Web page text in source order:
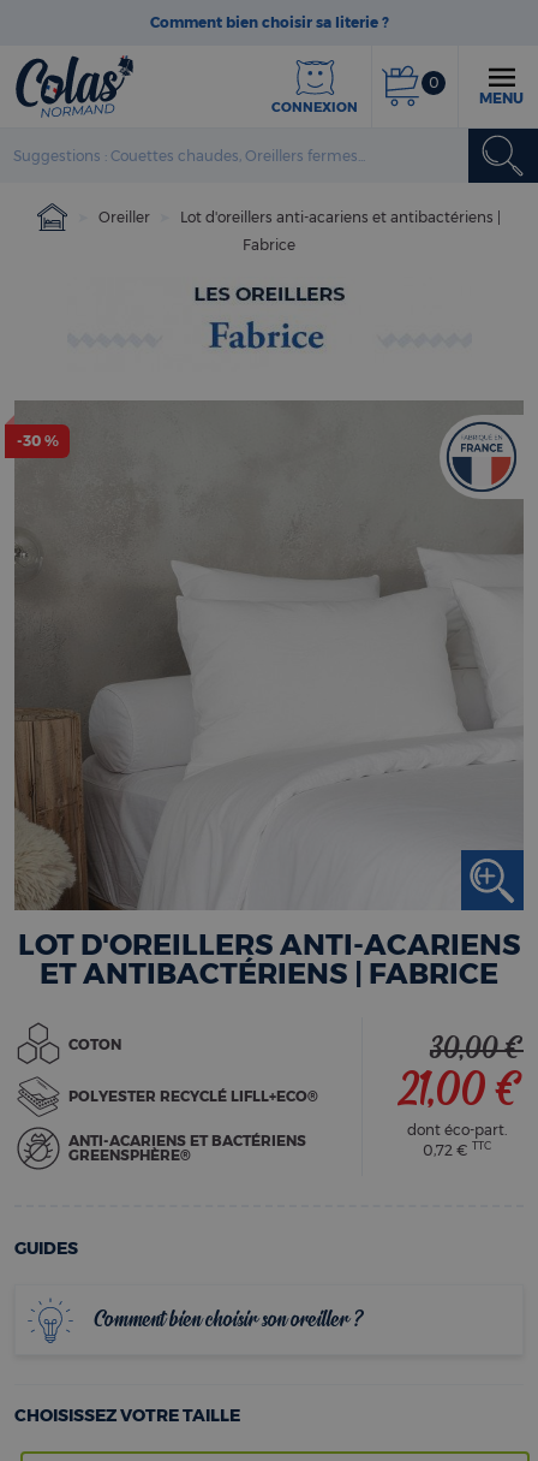
Comment bien choisir sa literie ?
CONNEXION
0
MENU
Oreiller
Lot d'oreillers anti-acariens et antibactériens |
Fabrice
-30 %
LOT D'OREILLERS ANTI-ACARIENS
ET ANTIBACTÉRIENS | FABRICE
COTON
POLYESTER RECYCLÉ LIFLL+ECO®
ANTI-ACARIENS ET BACTÉRIENS
GREENSPHÈRE®
21,00 €
30,00 €
dont éco-part.
0,72 € TTC
GUIDES
Comment bien choisir son oreiller ?
CHOISISSEZ VOTRE TAILLE